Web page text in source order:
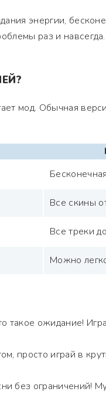
энергии,
раз и
мод. Обычная
Все скины
Все треки
Можно
такое ожидание!
просто играй в
без ограничений!